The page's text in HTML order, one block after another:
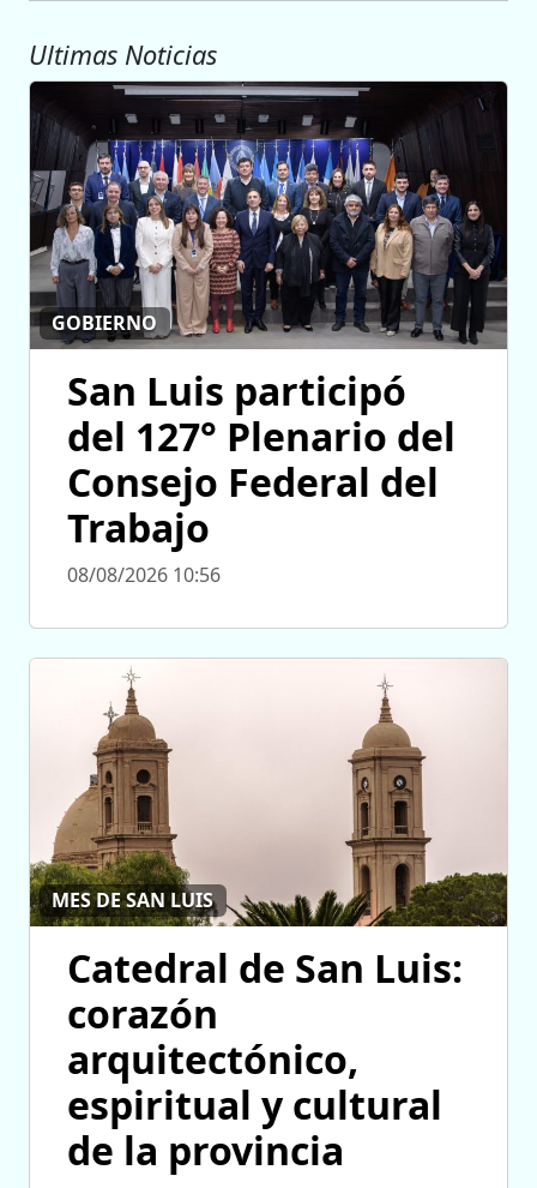
Ultimas Noticias
GOBIERNO
San Luis participó
del 127° Plenario del
Consejo Federal del
Trabajo
08/08/2026 10:56
MES DE SAN LUIS
Catedral de San Luis:
corazón
arquitectónico,
espiritual y cultural
de la provincia